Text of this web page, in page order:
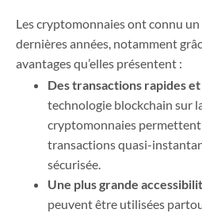
Les cryptomonnaies ont connu un
dernières années, notamment
avantages qu’elles présentent :
Des transactions rapides
technologie blockchain sur
cryptomonnaies permettent
transactions quasi-
sécurisée.
Une plus grande
peuvent être utilisées